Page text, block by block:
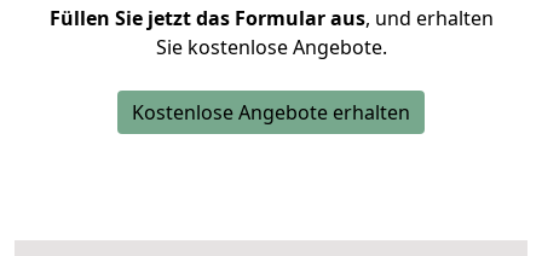
Füllen Sie jetzt das Formular aus, und erhalten
Sie kostenlose Angebote.
Kostenlose Angebote erhalten